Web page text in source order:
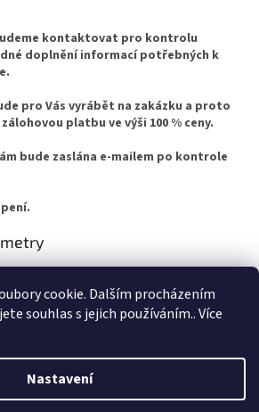
cookie. Dalším procházením
souhlas s jejich používáním.. Více
Nastavení
kontaktovat pro kontrolu
doplnění informací potřebných k
pro Vás vyrábět na zakázku a proto
platbu ve výši 100 % ceny.
bude zaslána e-mailem po kontrole
Vytvořil Shoptet